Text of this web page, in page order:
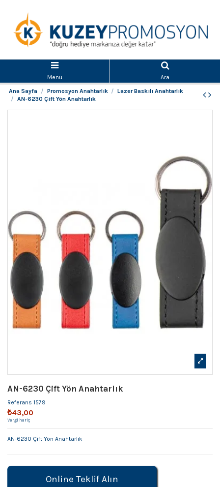
Menu
Ara
Ana Sayfa
Promosyon Anahtarlık
Lazer Baskılı Anahtarlık
AN-6230 Çift Yön Anahtarlık
AN-6230 Çift Yön Anahtarlık
Referans 1579
₺43,00
Vergi hariç
AN-6230 Çift Yön Anahtarlık
Online Teklif Alın